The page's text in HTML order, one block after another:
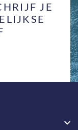
JE